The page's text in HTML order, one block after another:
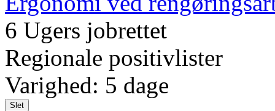
6 Ugers jobrettet
Regionale positivlister
Varighed: 5 dage
Slet